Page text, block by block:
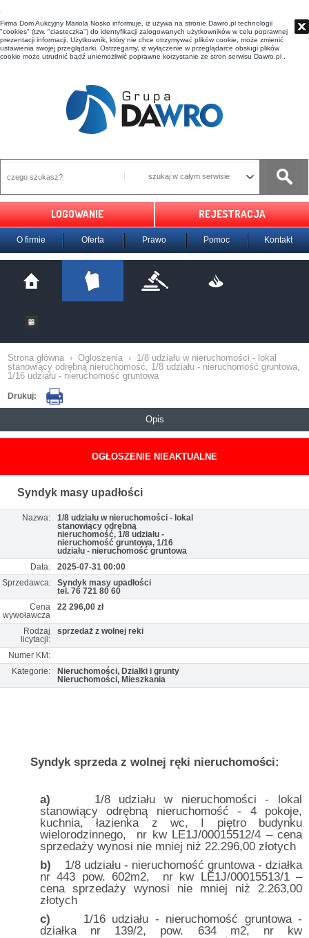
t
Firma Dom Aukcyjny Mariola Nosko informuje, iż używa na stronie Dawro.pl technologii
"cookies" (tzw. "ciasteczka") do identyfikacji zalogowanych użytkowników w celu poprawnej
prezentacji informacji. Użytkownik, który nie chce otrzymywać plików cookie, może zmienić
ustawienia swojej przeglądarki. Ostrzegamy, iż wyłączenie w przeglądarce obsługi plików
cookie może utrudnić bądź uniemożliwić poprawne korzystanie ze stron serwisu Dawro.pl .
szukaj w całym serwisie
LOGOWANIE REJESTRACJA
O firmie Oferta Prawo Pomoc Kontakt
Strona główna › Ogloszenia › 1/8 udziału w nieruchomości - lokal
stanowiący odrębną nieruchomość, 1/8 udziału - nieruchomość gruntowa,
1/16 udziału - nieruchomość gruntowa
Drukuj:
Opis
OGŁOSZENIE NIEAKTUALNE
Syndyk masy upadłości
Nazwa:
1/8 udziału w nieruchomości - lokal
stanowiący odrębną
nieruchomość, 1/8 udziału -
nieruchomość gruntowa, 1/16
udziału - nieruchomość gruntowa
Data:
2025-07-31 00:00
Sprzedawca:
Syndyk masy upadłości
tel. 76 721 80 60
Cena
wywoławcza
22 296,00 zł
Rodzaj
licytacji:
sprzedaż z wolnej reki
Numer KM:
Kategorie:
Nieruchomości, Działki i grunty
Nieruchomości, Mieszkania
Syndyk sprzeda z wolnej ręki nieruchomości:
a) 1/8 udziału w nieruchomości - lokal
stanowiący odrębną nieruchomość - 4 pokoje,
kuchnia, łazienka z wc, I piętro budynku
wielorodzinnego, nr kw LE1J/00015512/4 – cena
sprzedaży wynosi nie mniej niż 22.296,00 złotych
b) 1/8 udziału - nieruchomość gruntowa - działka
nr 443 pow. 602m2, nr kw LE1J/00015513/1 –
cena sprzedaży wynosi nie mniej niż 2.263,00
złotych
c) 1/16 udziału - nieruchomość gruntowa -
działka nr 139/2, pow. 634 m2, nr kw